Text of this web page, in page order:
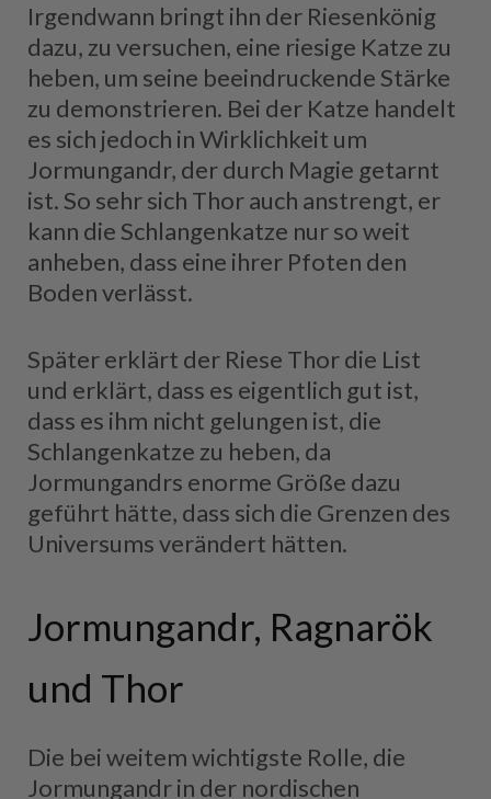
Irgendwann bringt ihn der Riesenkönig
dazu, zu versuchen, eine riesige Katze zu
heben, um seine beeindruckende Stärke
zu demonstrieren. Bei der Katze handelt
es sich jedoch in Wirklichkeit um
Jormungandr, der durch Magie getarnt
ist. So sehr sich Thor auch anstrengt, er
kann die Schlangenkatze nur so weit
anheben, dass eine ihrer Pfoten den
Boden verlässt.
Später erklärt der Riese Thor die List
und erklärt, dass es eigentlich gut ist,
dass es ihm nicht gelungen ist, die
Schlangenkatze zu heben, da
Jormungandrs enorme Größe dazu
geführt hätte, dass sich die Grenzen des
Universums verändert hätten.
Jormungandr, Ragnarök
und Thor
Die bei weitem wichtigste Rolle, die
Jormungandr in der nordischen